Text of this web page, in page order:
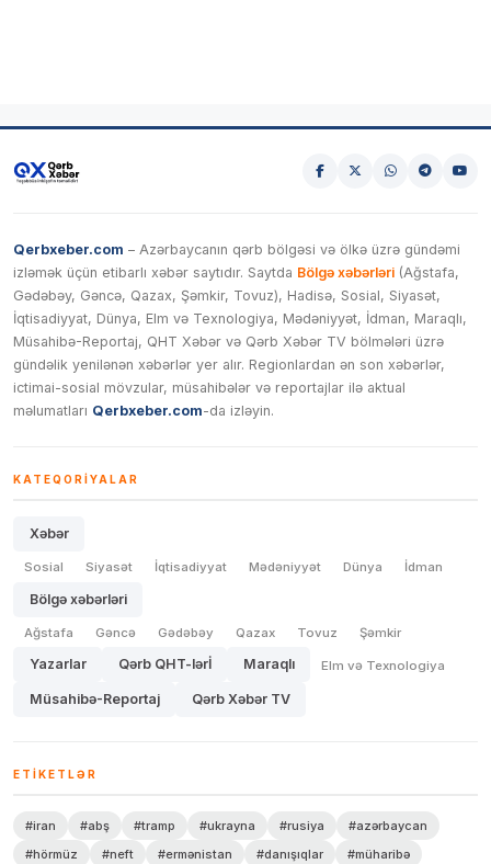
Qerbxeber.com – Azərbaycanın qərb bölgəsi və ölkə üzrə gündəmi
izləmək üçün etibarlı xəbər saytıdır. Saytda Bölgə xəbərləri (Ağstafa,
Gədəbəy, Gəncə, Qazax, Şəmkir, Tovuz), Hadisə, Sosial, Siyasət,
İqtisadiyyat, Dünya, Elm və Texnologiya, Mədəniyyət, İdman, Maraqlı,
Müsahibə-Reportaj, QHT Xəbər və Qərb Xəbər TV bölmələri üzrə
gündəlik yenilənən xəbərlər yer alır. Regionlardan ən son xəbərlər,
ictimai-sosial mövzular, müsahibələr və reportajlar ilə aktual
məlumatları Qerbxeber.com-da izləyin.
KATEQORIYALAR
Xəbər
Sosial Siyasət İqtisadiyyat Mədəniyyət Dünya İdman
Bölgə xəbərləri
Ağstafa Gəncə Gədəbəy Qazax Tovuz Şəmkir
Yazarlar Qərb QHT-lərİ Maraqlı Elm və Texnologiya
Müsahibə-Reportaj Qərb Xəbər TV
ETIKETLƏR
#iran #abş #tramp #ukrayna #rusiya
#azərbaycan
#hörmüz
#neft #ermənistan #danışıqlar
#müharibə